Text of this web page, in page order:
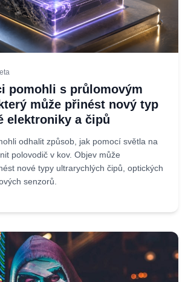
pomohli s průlomovým
může přinést nový typ
elektroniky a čipů
odhalit způsob, jak pomocí světla na
polovodič v kov. Objev může
nové typy ultrarychlých čipů, optických
senzorů.